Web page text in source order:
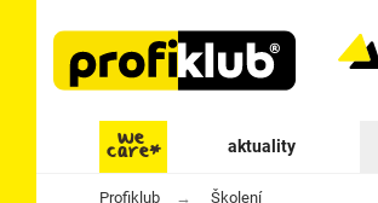
aktuality
Profiklub Školení